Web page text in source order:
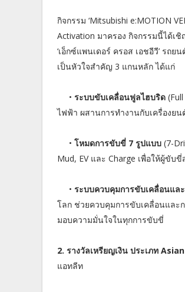
กิจกรรม ‘Mitsubishi e:MOTION
Activation มาครอง กิจกรรมนี้ได้เ
‘เอ็กซ์แพนเดอร์ ครอส เอชอีวี’ รถ
เป็นหัวใจสำคัญ 3 แกนหลัก ได้แก่
• ระบบขับเคลื่อนฟูลไฮบริด
ไฟฟ้า ผสานการทำงานกับเครื่องย
• โหมดการขับขี่ 7 รูปแบบ (7-
Mud, EV และ Charge เพื่อให้ผู้ขับ
• ระบบควบคุมการขับเคลื่อนแล
โลก ช่วยควบคุมการขับเคลื่อนและ
มอบความมั่นใจในทุกการขับขี่
2. รางวัลเหรียญเงิน ประเภท
แอทลีท